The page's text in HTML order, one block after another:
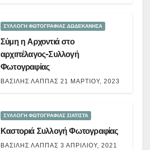
ΣΥΛΛΟΓΗ ΦΩΤΟΓΡΑΦΙΑΣ ΔΩΔΕΚΑΝΗΣΑ
Σύμη η Αρχοντιά στο
αρχιπέλαγος-Συλλογή
Φωτογραφίας
ΒΑΣΊΛΗΣ ΛΆΠΠΑΣ 21 ΜΑΡΤΊΟΥ, 2023
ΣΥΛΛΟΓΗ ΦΩΤΟΓΡΑΦΙΑΣ ΣΙΑΤΙΣΤΑ
Καστοριά Συλλογή Φωτογραφίας
ΒΑΣΊΛΗΣ ΛΆΠΠΑΣ 3 ΑΠΡΙΛΊΟΥ, 2021